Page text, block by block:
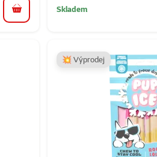
do košíku Skladem
💥 Výprodej